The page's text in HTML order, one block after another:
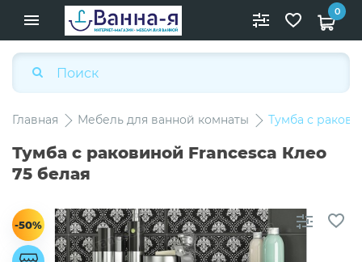
0
Главная Мебель для ванной комнаты Тумба с
Тумба с раковиной Francesca Клео
75 белая
-50%